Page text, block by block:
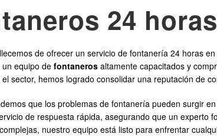
24
de ofrecer un servicio de fontanería 24 horas
equipo de fontaneros altamente capacitados y
sector, hemos logrado consolidar una reputación de
que los problemas de fontanería pueden surgir
de respuesta rápida, asegurando que un
nuestro equipo está listo para enfrentar